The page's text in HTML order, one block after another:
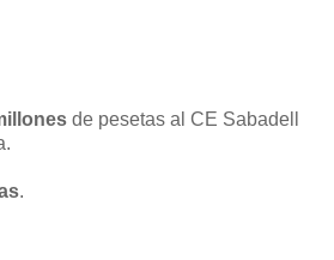
de pesetas al CE Sabadell
.